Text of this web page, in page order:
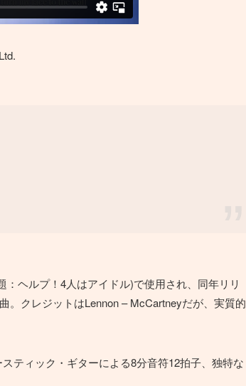
ヘルプ！4人はアイドル)で使用され、同年リリ
。クレジットはLennon – McCartneyだが、実質的
ティック・ギターによる8分音符12拍子、独特な